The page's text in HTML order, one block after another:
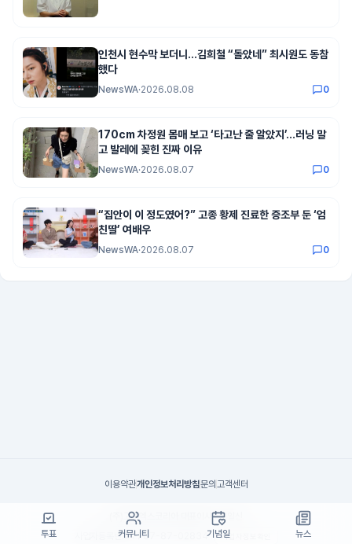
인천시 현수막 보더니…김희철 “돌았네” 최시원도 동참
했다
NewsWA·2026.08.08 0
170cm 차정원 몸매 보고 ‘타고난 줄 알았지’…러닝 말
고 발레에 꽂힌 진짜 이유
NewsWA·2026.08.07 0
“집안이 이 정도였어?” 고종 황제 진료한 증조부 둔 ‘엄
친딸’ 여배우
NewsWA·2026.08.07 0
이용약관개인정보처리방침문의 고객센터
(주)고투엑스코리아 대표이사 : 김일신
사업자등록번호 : 737-87-02834
사업자정보확인
투표 커뮤니티 기념일 뉴스